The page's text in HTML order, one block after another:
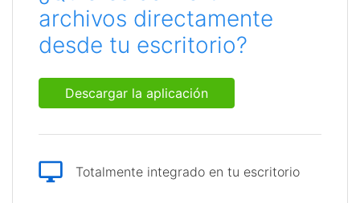
archivos directamente
desde tu escritorio?
Descargar la aplicación
Totalmente integrado en tu escritorio